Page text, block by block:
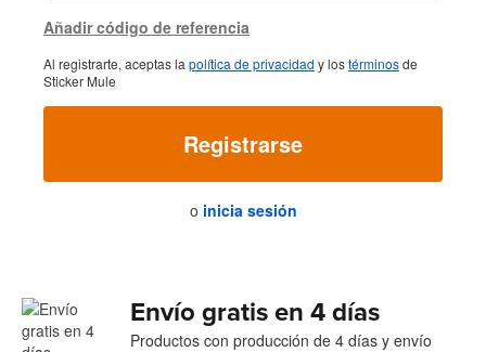
Añadir código de referencia
Al registrarte, aceptas la política de privacidad y lostérminosde
Sticker Mule
Registrarse
o inicia sesión
Envío gratis en 4 días
Productos con producción de 4 días y envío